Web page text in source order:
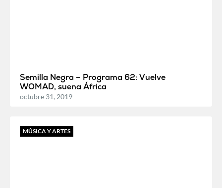
Semilla Negra – Programa 62: Vuelve
WOMAD, suena África
octubre 31, 2019
MÚSICA Y ARTES